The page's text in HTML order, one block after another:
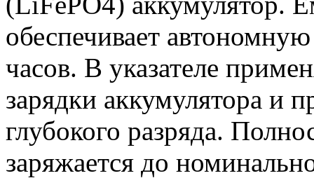
обеспечивает
часов. В указателе
зарядки аккумулятора и
глубокого разряда.
заряжается до